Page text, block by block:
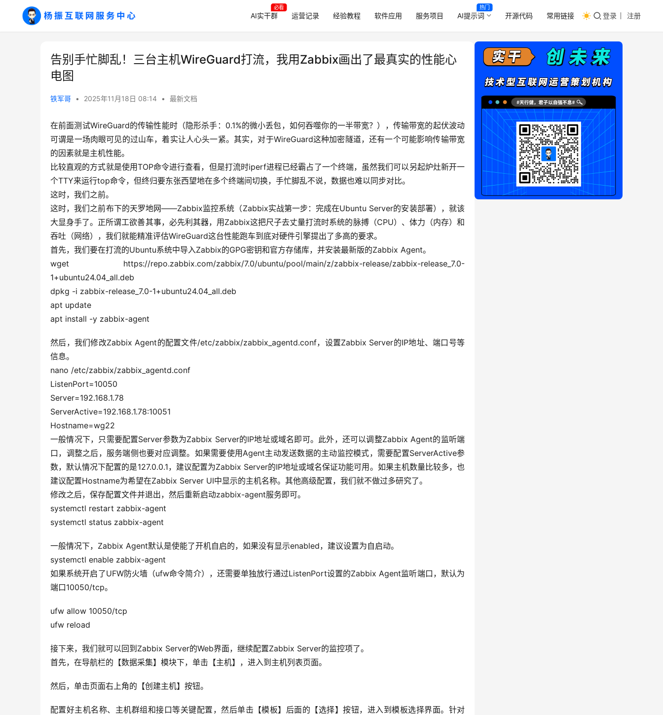
AI实干群
必看
运营记录 经验教程 软件应用 服务项目 AI提示词
热门
开源代码 常用链接 登录 注册
告别手忙脚乱！三台主机WireGuard打流，我用Zabbix画出了最真实的性能心
电图
铁军哥 • 2025年11月18日 08:14 • 最新文档
在前面测试WireGuard的传输性能时（隐形杀手：0.1%的微小丢包，如何吞噬你的一半带宽？），传输带宽的起伏波动
可谓是一场肉眼可见的过山车，着实让人心头一紧。其实，对于WireGuard这种加密隧道，还有一个可能影响传输带宽
的因素就是主机性能。
比较直观的方式就是使用TOP命令进行查看，但是打流时iperf进程已经霸占了一个终端，虽然我们可以另起炉灶新开一
个TTY来运行top命令，但终归要东张西望地在多个终端间切换，手忙脚乱不说，数据也难以同步对比。
这时，我们之前。
这时，我们之前布下的天罗地网——Zabbix监控系统（Zabbix实战第一步：完成在Ubuntu Server的安装部署），就该
大显身手了。正所谓工欲善其事，必先利其器，用Zabbix这把尺子去丈量打流时系统的脉搏（CPU）、体力（内存）和
吞吐（网络），我们就能精准评估WireGuard这台性能跑车到底对硬件引擎提出了多高的要求。
首先，我们要在打流的Ubuntu系统中导入Zabbix的GPG密钥和官方存储库，并安装最新版的Zabbix Agent。
wget https://repo.zabbix.com/zabbix/7.0/ubuntu/pool/main/z/zabbix-release/zabbix-release_7.0-
1+ubuntu24.04_all.deb
dpkg -i zabbix-release_7.0-1+ubuntu24.04_all.deb
apt update
apt install -y zabbix-agent
然后，我们修改Zabbix Agent的配置文件/etc/zabbix/zabbix_agentd.conf，设置Zabbix Server的IP地址、端口号等
信息。
nano /etc/zabbix/zabbix_agentd.conf
ListenPort=10050
Server=192.168.1.78
ServerActive=192.168.1.78:10051
Hostname=wg22
一般情况下，只需要配置Server参数为Zabbix Server的IP地址或域名即可。此外，还可以调整Zabbix Agent的监听端
口，调整之后，服务端侧也要对应调整。如果需要使用Agent主动发送数据的主动监控模式，需要配置ServerActive参
数，默认情况下配置的是127.0.0.1，建议配置为Zabbix Server的IP地址或域名保证功能可用。如果主机数量比较多，也
建议配置Hostname为希望在Zabbix Server UI中显示的主机名称。其他高级配置，我们就不做过多研究了。
修改之后，保存配置文件并退出，然后重新启动zabbix-agent服务即可。
systemctl restart zabbix-agent
systemctl status zabbix-agent
一般情况下，Zabbix Agent默认是使能了开机自启的，如果没有显示enabled，建议设置为自启动。
systemctl enable zabbix-agent
如果系统开启了UFW防火墙（ufw命令简介），还需要单独放行通过ListenPort设置的Zabbix Agent监听端口，默认为
端口10050/tcp。
ufw allow 10050/tcp
ufw reload
接下来，我们就可以回到Zabbix Server的Web界面，继续配置Zabbix Server的监控项了。
首先，在导航栏的【数据采集】模块下，单击【主机】，进入到主机列表页面。
然后，单击页面右上角的【创建主机】按钮。
配置好主机名称、主机群组和接口等关键配置，然后单击【模板】后面的【选择】按钮，进入到模板选择界面。针对